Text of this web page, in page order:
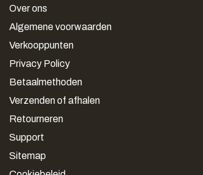
Over ons
Algemene voorwaarden
Verkooppunten
Privacy Policy
Betaalmethoden
Verzenden of afhalen
Retourneren
Support
Sitemap